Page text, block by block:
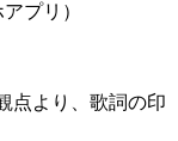
プリ）
点より、歌詞の印